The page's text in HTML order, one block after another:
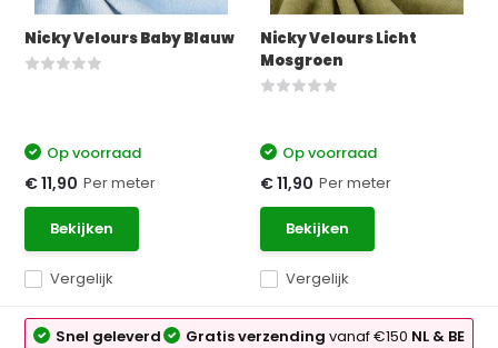
Nicky Velours Baby Blauw
Vergelijk
Op voorraad
€ 11,90 Per meter
Bekijken
Nicky Velours Licht
Mosgroen
Vergelijk
Op voorraad
€ 11,90 Per meter
Bekijken
Snel geleverd Gratis verzendingvanaf €150 NL & BE